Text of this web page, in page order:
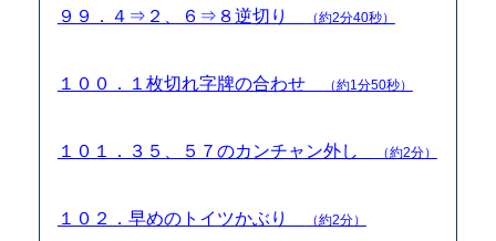
９９．４⇒２、６⇒８逆切り （約2分40秒）
１００．１枚切れ字牌の合わせ （約1分50秒）
１０１．３５、５７のカンチャン外し （約2分）
１０２．早めのトイツかぶり （約2分）